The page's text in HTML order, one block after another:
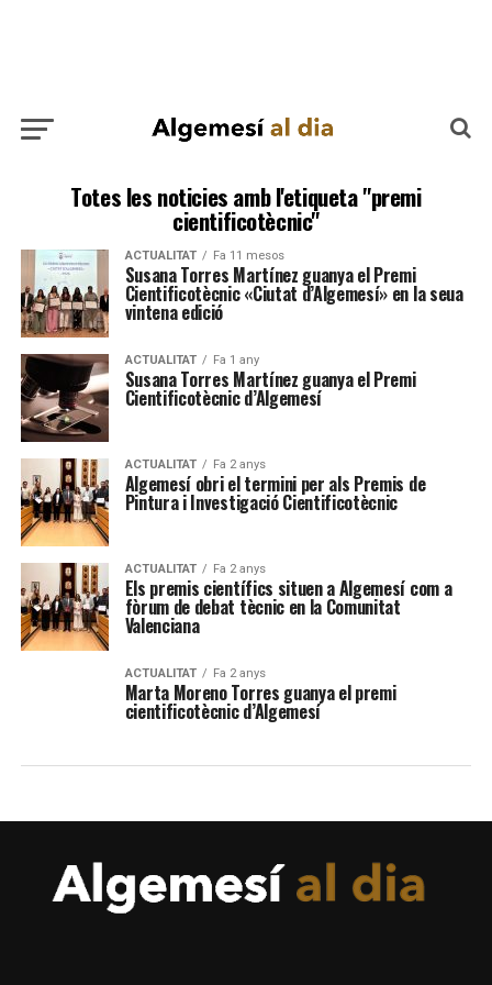
Totes les noticies amb l'etiqueta "premi
cientificotècnic"
ACTUALITAT Fa 11 mesos
Susana Torres Martínez guanya el Premi
Cientificotècnic «Ciutat d’Algemesí» en la seua
vintena edició
ACTUALITAT Fa 1 any
Susana Torres Martínez guanya el Premi
Cientificotècnic d’Algemesí
ACTUALITAT Fa 2 anys
Algemesí obri el termini per als Premis de
Pintura i Investigació Cientificotècnic
ACTUALITAT Fa 2 anys
Els premis científics situen a Algemesí com a
fòrum de debat tècnic en la Comunitat
Valenciana
ACTUALITAT Fa 2 anys
Marta Moreno Torres guanya el premi
cientificotècnic d’Algemesí